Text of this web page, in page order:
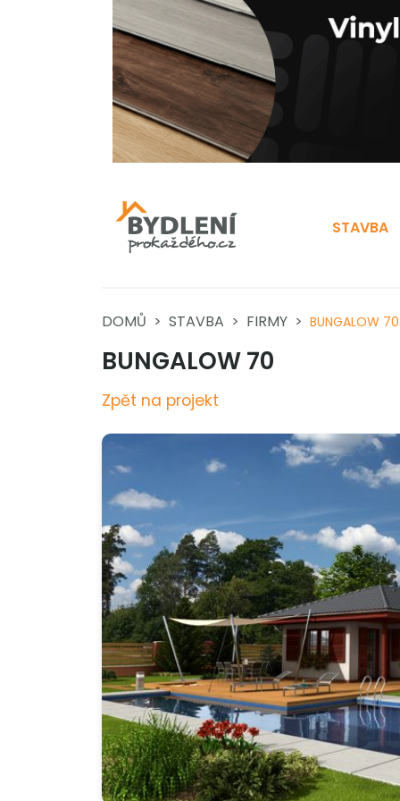
STAVBA
DOMŮ STAVBA FIRMY BUNGALOW 70
BUNGALOW 70
Zpět na projekt